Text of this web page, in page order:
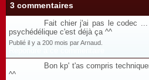
3 commentaires
Fait chier j'ai pas le codec
psychédélique c'est déjà ça ^^
Publié il y a 200 mois par Arnaud.
Bon kp' t'as compris
^^